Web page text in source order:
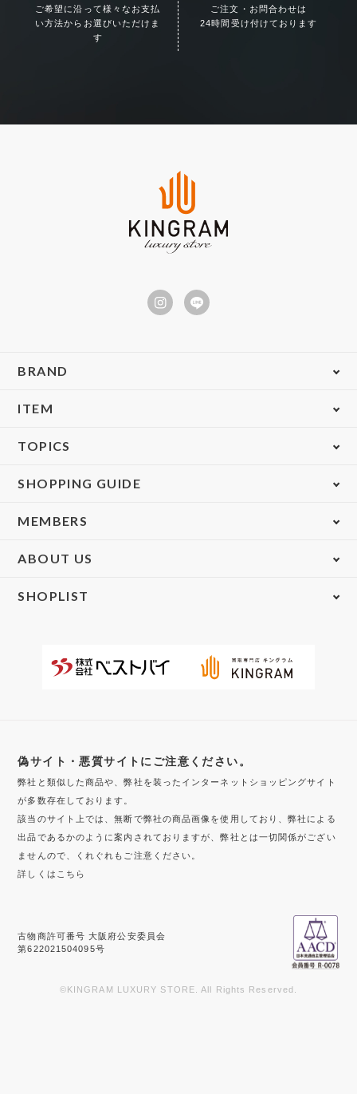
ご希望に沿って様々な お支払
い方法からお選びいただけま
す
ご注文・お問合わせは
24時間受け付けております
BRAND
ITEM
TOPICS
SHOPPING GUIDE
MEMBERS
ABOUT US
SHOPLIST
偽サイト・悪質サイトにご注意ください。
弊社と類似した商品や、弊社を装ったインターネットショッピングサイト
が多数存在しております。
該当のサイト上では、無断で弊社の商品画像を使用しており、弊社による
出品であるかのように案内されておりますが、弊社とは一切関係がござい
ませんので、くれぐれもご注意ください。
詳しくはこちら
古物商許可番号 大阪府公安委員会
第622021504095号
©KINGRAM LUXURY STORE. All Rights Reserved.